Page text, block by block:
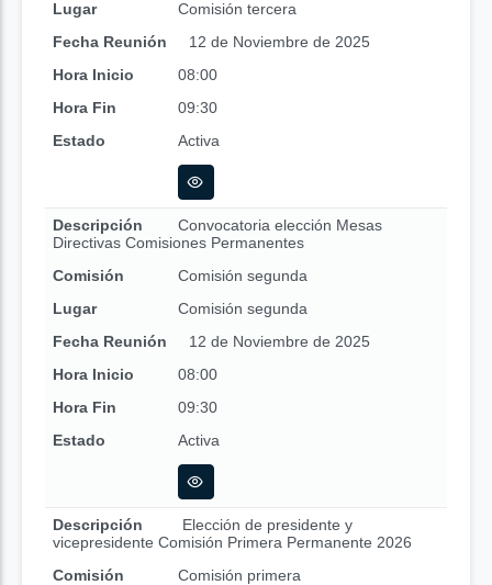
Lugar
Comisión tercera
Fecha Reunión
12 de Noviembre de 2025
Hora Inicio
08:00
Hora Fin
09:30
Estado
Activa
Descripción
Convocatoria elección Mesas
Directivas Comisiones Permanentes
Comisión
Comisión segunda
Lugar
Comisión segunda
Fecha Reunión
12 de Noviembre de 2025
Hora Inicio
08:00
Hora Fin
09:30
Estado
Activa
Descripción
Elección de presidente y
vicepresidente Comisión Primera Permanente 2026
Comisión
Comisión primera